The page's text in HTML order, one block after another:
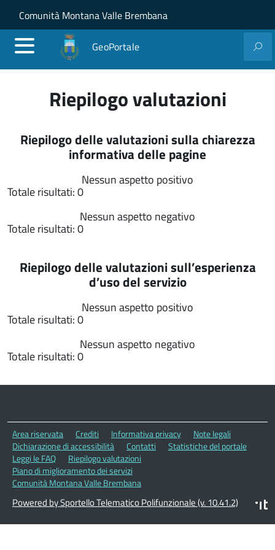
Salta al contenuto principale
Skip to site navigation
Comunità Montana Valle Brembana
GeoPortale
Riepilogo valutazioni
Riepilogo delle valutazioni sulla chiarezza
informativa delle pagine
Nessun aspetto positivo
Totale risultati: 0
Nessun aspetto negativo
Totale risultati: 0
Riepilogo delle valutazioni sull’esperienza
d’uso del servizio
Nessun aspetto positivo
Totale risultati: 0
Nessun aspetto negativo
Totale risultati: 0
Area riservata Crediti Informativa privacy
Note legali
Dichiarazione di accessibilità
Contatti
Statistiche del portale
Leggi le FAQ
Riepilogo valutazioni
Piano di miglioramento dei servizi
Comunità Montana Valle Brembana
Powered by Sportello Telematico Polifunzionale (v. 10.41.2)